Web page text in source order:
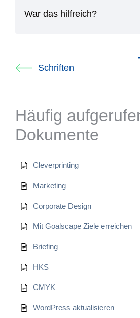
War das hilfreich?
Schriften
Häufig
Dokumente
Cleverprinting
Marketing
Corporate Design
Mit Goalscape Ziele erreichen
Briefing
HKS
CMYK
WordPress aktualisieren